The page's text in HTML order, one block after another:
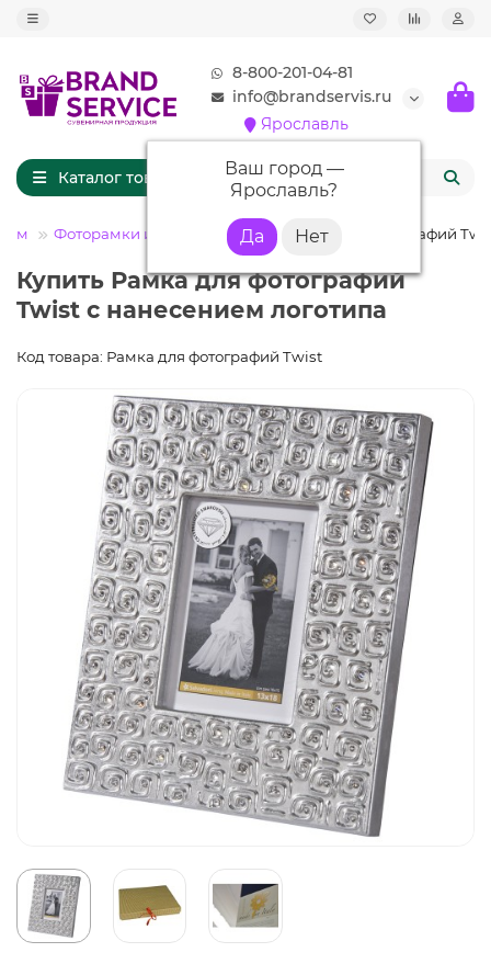
8-800-201-04-81
info@brandservis.ru
Ярославль
Ваш город —
Ярославль?
Каталог товаров
Фоторамки и фотоальбомы Рамка для фотографий
Купить Рамка для фотографий
Twist с нанесением логотипа
Код товара: Рамка для фотографий Twist